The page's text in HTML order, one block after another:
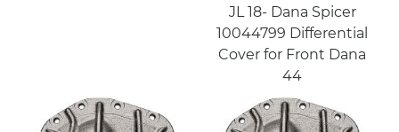
JL 18- Dana Spicer
10044799 Differential
Cover for Front Dana
44